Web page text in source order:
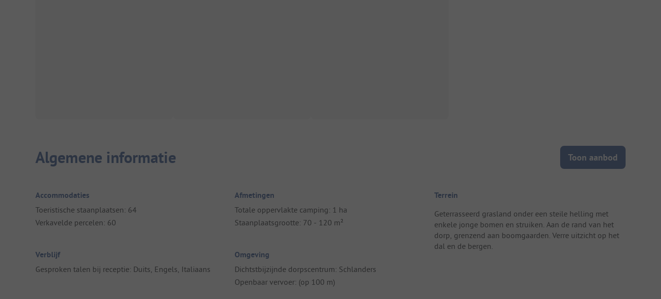
Algemene informatie Toon aanbod
Accommodaties
Toeristische staanplaatsen: 64
Verkavelde percelen: 60
Verblijf
Gesproken talen bij receptie: Duits, Engels, Italiaans
Afmetingen
Totale oppervlakte camping: 1 ha
Staanplaatsgrootte: 70 - 120 m²
Omgeving
Dichtstbijzijnde dorpscentrum: Schlanders
Openbaar vervoer: (op 100 m)
Terrein
Geterrasseerd grasland onder een steile helling met
enkele jonge bomen en struiken. Aan de rand van het
dorp, grenzend aan boomgaarden. Verre uitzicht op het
dal en de bergen.